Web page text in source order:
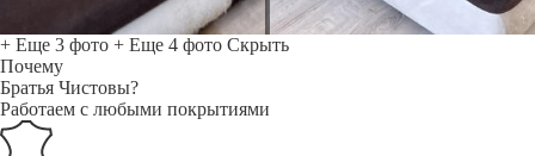
+ Еще 3 фото + Еще 4 фото Скрыть
Почему
Братья Чистовы?
Работаем с любыми покрытиями